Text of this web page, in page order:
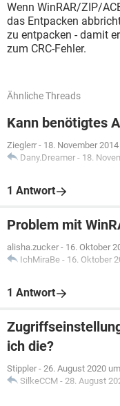
Wenn WinRAR/ZIP/
das Entpacken
zu entpacken - damit
zum CRC-Fehler.
Ähnliche Threads
Kann benötigtes
Zieglerr - 18. November
Dany.Dreamer - 18.
1 Antwort
Problem mit
alisha.zucker - 16. Oktober
IchMiraBe - 16. Oktober
1 Antwort
ich die?
Stippler - 26. August 2020
SilkeCCM - 28. August